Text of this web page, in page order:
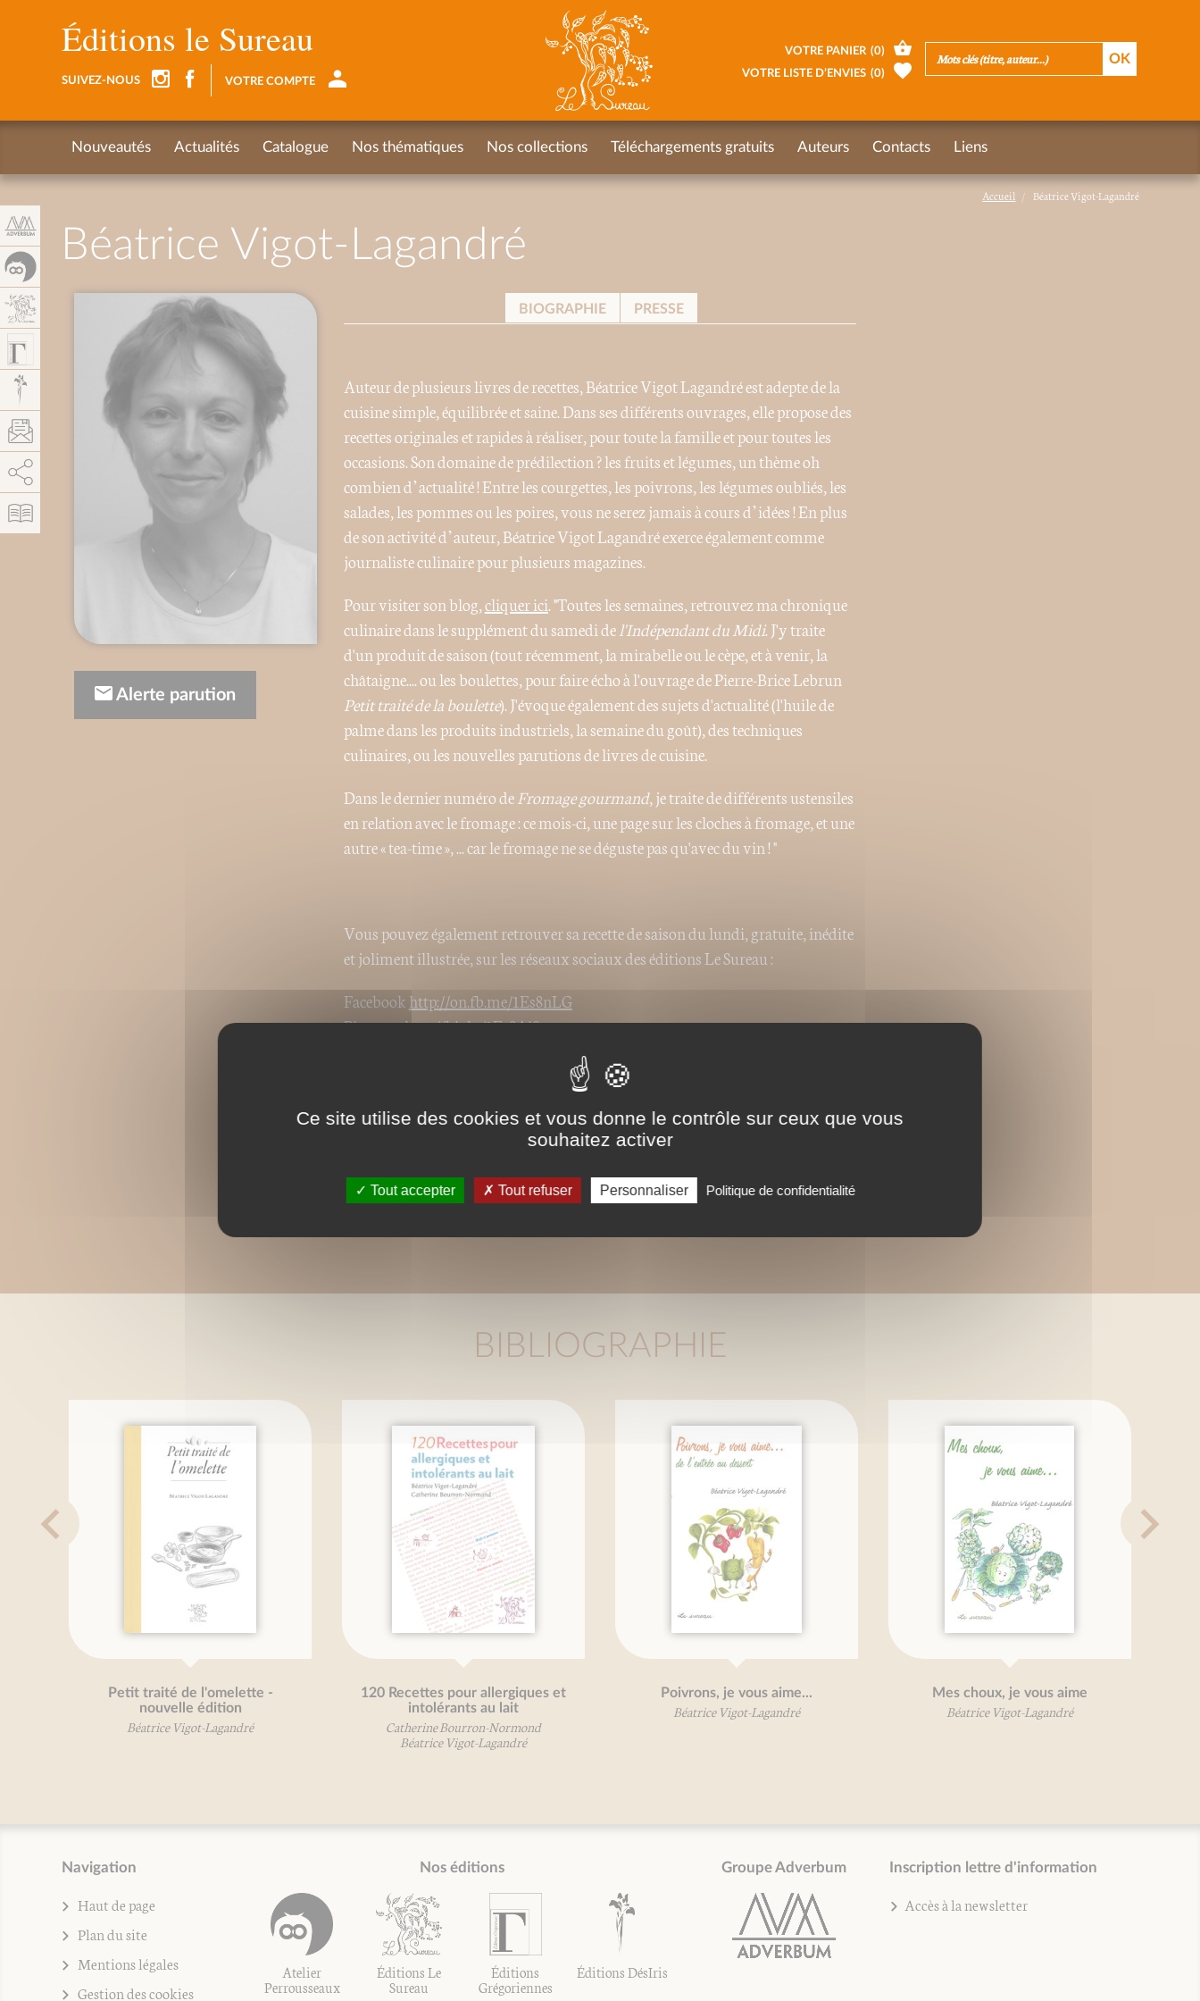
Accueil Béatrice Vigot-Lagandré
Béatrice Vigot-Lagandré
Alerte parution
BIOGRAPHIE PRESSE
Auteur de plusieurs livres de recettes, Béatrice Vigot Lagandré est adepte de la
cuisine simple, équilibrée et saine. Dans ses différents ouvrages, elle propose des
recettes originales et rapides à réaliser, pour toute la famille et pour toutes les
occasions. Son domaine de prédilection ? les fruits et légumes, un thème oh
combien d’actualité ! Entre les courgettes, les poivrons, les légumes oubliés, les
salades, les pommes ou les poires, vous ne serez jamais à cours d’idées ! En plus
de son activité d’auteur, Béatrice Vigot Lagandré exerce également comme
journaliste culinaire pour plusieurs magazines.
Pour visiter son blog,cliquer ici. "Toutes les semaines, retrouvez ma chronique
culinaire dans le supplément du samedi del'Indépendant du Midi. J'y traite
d'un produit de saison (tout récemment, la mirabelle ou le cèpe, et à venir, la
châtaigne.... ou les boulettes, pour faire écho à l'ouvrage de Pierre-Brice Lebrun
Petit traité de la boulette). J'évoque également des sujets d'actualité (l'huile de
palme dans les produits industriels, la semaine du goût), des techniques
culinaires, ou les nouvelles parutions de livres de cuisine.
Dans le dernier numéro deFromage gourmand, je traite de différents ustensiles
en relation avec le fromage : ce mois-ci, une page sur les cloches à fromage, et une
autre « tea-time », ... car le fromage ne se déguste pas qu'avec du vin ! "
Vous pouvez également retrouver sa recette de saison du lundi, gratuite, inédite
et joliment illustrée, sur les réseaux sociaux des éditions Le Sureau :
Facebookhttp://on.fb.me/1Es8nLG
Pinteresthttp://bit.ly/1Es8Ai0
BIBLIOGRAPHIE
Petit traité de l'omelette -
nouvelle édition
Béatrice Vigot-Lagandré
120 Recettes pour allergiques et
intolérants au lait
Catherine Bourron-Normond
Béatrice Vigot-Lagandré
Poivrons, je vous aime...
Béatrice Vigot-Lagandré
Mes choux, je vous aime
Béatrice Vigot-Lagandré
Navigation
Haut de page
Plan du site
Mentions légales
Gestion des cookies
Nos éditions
Atelier
Perrousseaux
Éditions Le
Sureau
Éditions
Grégoriennes
Éditions DésIris
Groupe Adverbum Inscription lettre d'information
Accès à la newsletter
Éditions le Sureau
SUIVEZ-NOUS VOTRE COMPTE
VOTRE PANIER (0)
VOTRE LISTE D’ENVIES (0)
Nouveautés Actualités Catalogue Nos thématiques Nos collections Téléchargements gratuits Auteurs Contacts Liens
Autoriser
Ce site utilise des cookies et vous donne le contrôle sur ceux que vous
souhaitez activer
Tout accepter Tout refuser Personnaliser Politique de confidentialité